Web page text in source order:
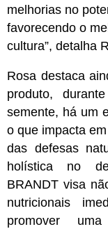
melhorias no
favorecendo o
cultura”, detalha
Rosa destaca
produto,
semente, há um
o que impacta
das defesas
holística no
BRANDT visa
nutricionais
promover